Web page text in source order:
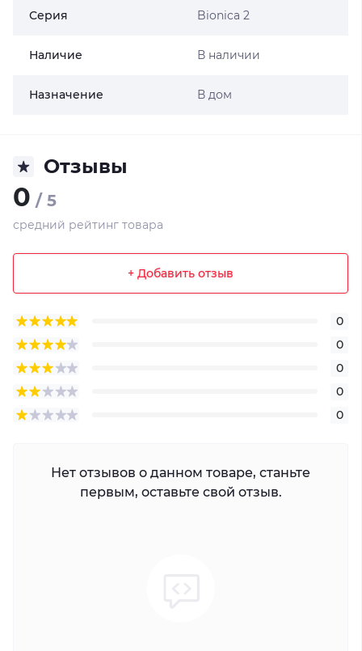
Серия Bionica 2
Наличие В наличии
Назначение В дом
Отзывы
0 / 5
средний рейтинг товара
+ Добавить отзыв
0
0
0
0
0
Нет отзывов о данном товаре, станьте
первым, оставьте свой отзыв.